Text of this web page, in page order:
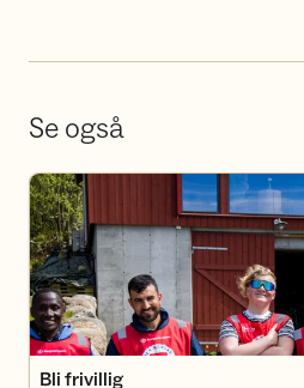
Se også
Bli frivillig
Bli frivillig